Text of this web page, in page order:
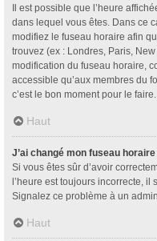
Il est possible que l’heure
dans lequel vous êtes. Dans ce
modifiez le fuseau horaire afin
trouvez (ex : Londres, Paris,
modification du fuseau horaire,
accessible qu’aux membres du
c’est le bon moment pour le faire.
Haut
J’ai changé mon fuseau
Si vous êtes sûr d’avoir
l’heure est toujours incorrecte,
Signalez ce problème à un
Haut